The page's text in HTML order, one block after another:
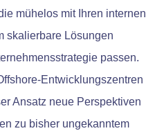
mühelos mit Ihren internen
skalierbare Lösungen
passen.
Entwicklungszentren
Ansatz neue Perspektiven
zu bisher ungekanntem